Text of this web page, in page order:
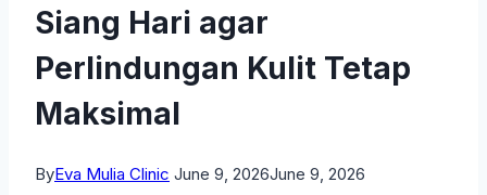
Siang Hari agar
Perlindungan Kulit Tetap
Maksimal
ByEva Mulia Clinic June 9, 2026June 9, 2026